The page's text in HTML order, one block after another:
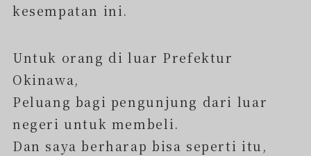
kesempatan ini.
Untuk orang di luar Prefektur
Okinawa,
Peluang bagi pengunjung dari luar
negeri untuk membeli.
Dan saya berharap bisa seperti itu,